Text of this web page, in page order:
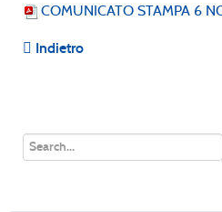
COMUNICATO STAMPA 6
Indietro